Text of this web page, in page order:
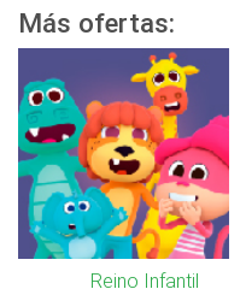
Más ofertas:
Reino Infantil